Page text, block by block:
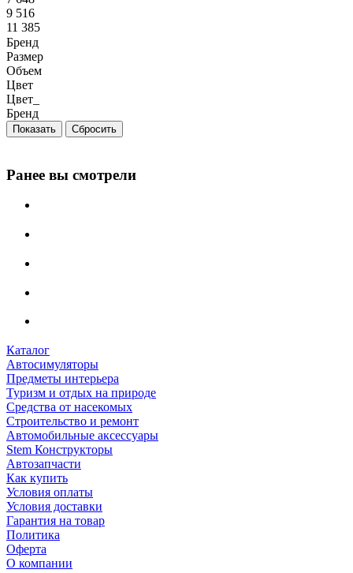
9 516
11 385
Бренд
Размер
Объем
Цвет
Цвет_
Бренд
Сбросить
Ранее вы смотрели
Каталог
Автосимуляторы
Предметы интерьера
Туризм и отдых на природе
Средства от насекомых
Строительство и ремонт
Автомобильные аксессуары
Stem Конструкторы
Автозапчасти
Как купить
Условия оплаты
Условия доставки
Гарантия на товар
Политика
Оферта
О компании